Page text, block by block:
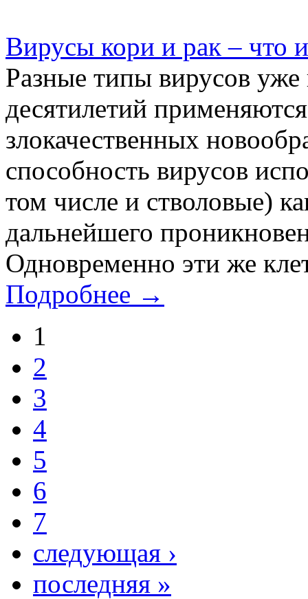
Вирусы кори и рак – что
Разные типы вирусов уже
десятилетий
злокачественных
способность вирусов
том числе и стволовые)
дальнейшего
Одновременно эти же
Подробнее →
1
2
3
4
5
6
7
следующая ›
последняя »